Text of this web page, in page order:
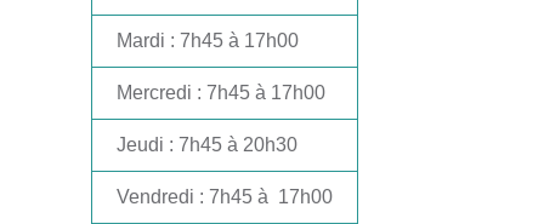
Mardi : 7h45 à 17h00
Mercredi : 7h45 à 17h00
Jeudi : 7h45 à 20h30
Vendredi : 7h45 à 17h00